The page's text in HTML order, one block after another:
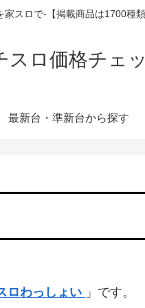
スロで-【掲載商品は1700種
スロ価格チェ
最新台・準新台から探す
ロわっしょい 」です。